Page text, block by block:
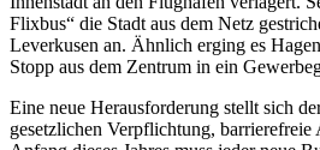
Flixbus“ die Stadt aus dem Netz
Leverkusen an. Ähnlich erging es
Stopp aus dem Zentrum in ein
Eine neue Herausforderung stellt sich
gesetzlichen Verpflichtung, barrierefreie